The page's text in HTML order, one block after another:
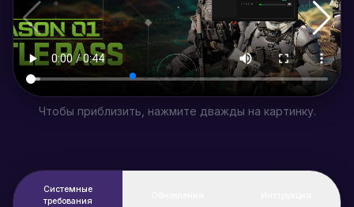
Чтобы приблизить, нажмите дважды на картинку.
Системные
требования